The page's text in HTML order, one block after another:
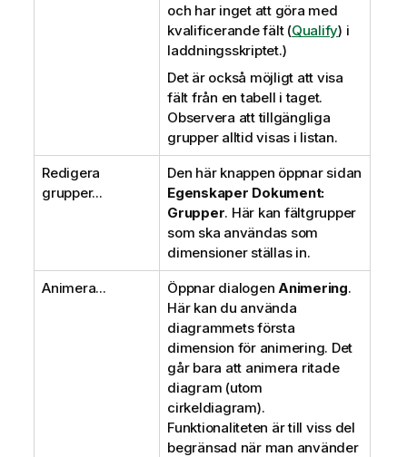
och har inget att göra med
kvalificerande fält (Qualify) i
laddningsskriptet.)
Det är också möjligt att visa
fält från en tabell i taget.
Observera att tillgängliga
grupper alltid visas i listan.
Redigera
grupper...
Den här knappen öppnar sidan
Egenskaper Dokument:
Grupper. Här kan fältgrupper
som ska användas som
dimensioner ställas in.
Animera... Öppnar dialogen Animering.
Här kan du använda
diagrammets första
dimension för animering. Det
går bara att animera ritade
diagram (utom
cirkeldiagram).
Funktionaliteten är till viss del
begränsad när man använder